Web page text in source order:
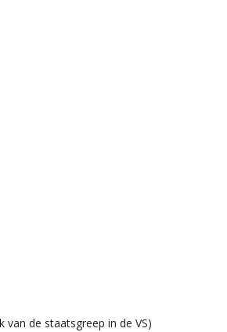
van de staatsgreep in de VS)